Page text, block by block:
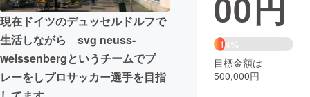
ビジネス・起業 チャレンジ
まちづくり・地域活性化
CAMPFIRE for Social Good
CAMPFIRE Creation
現在ドイツのデュッセルドルフで
生活しながら svg neuss-
weissenbergというチームでプ
レーをしプロサッカー選手を目指
14%
目標金額は
500,000円